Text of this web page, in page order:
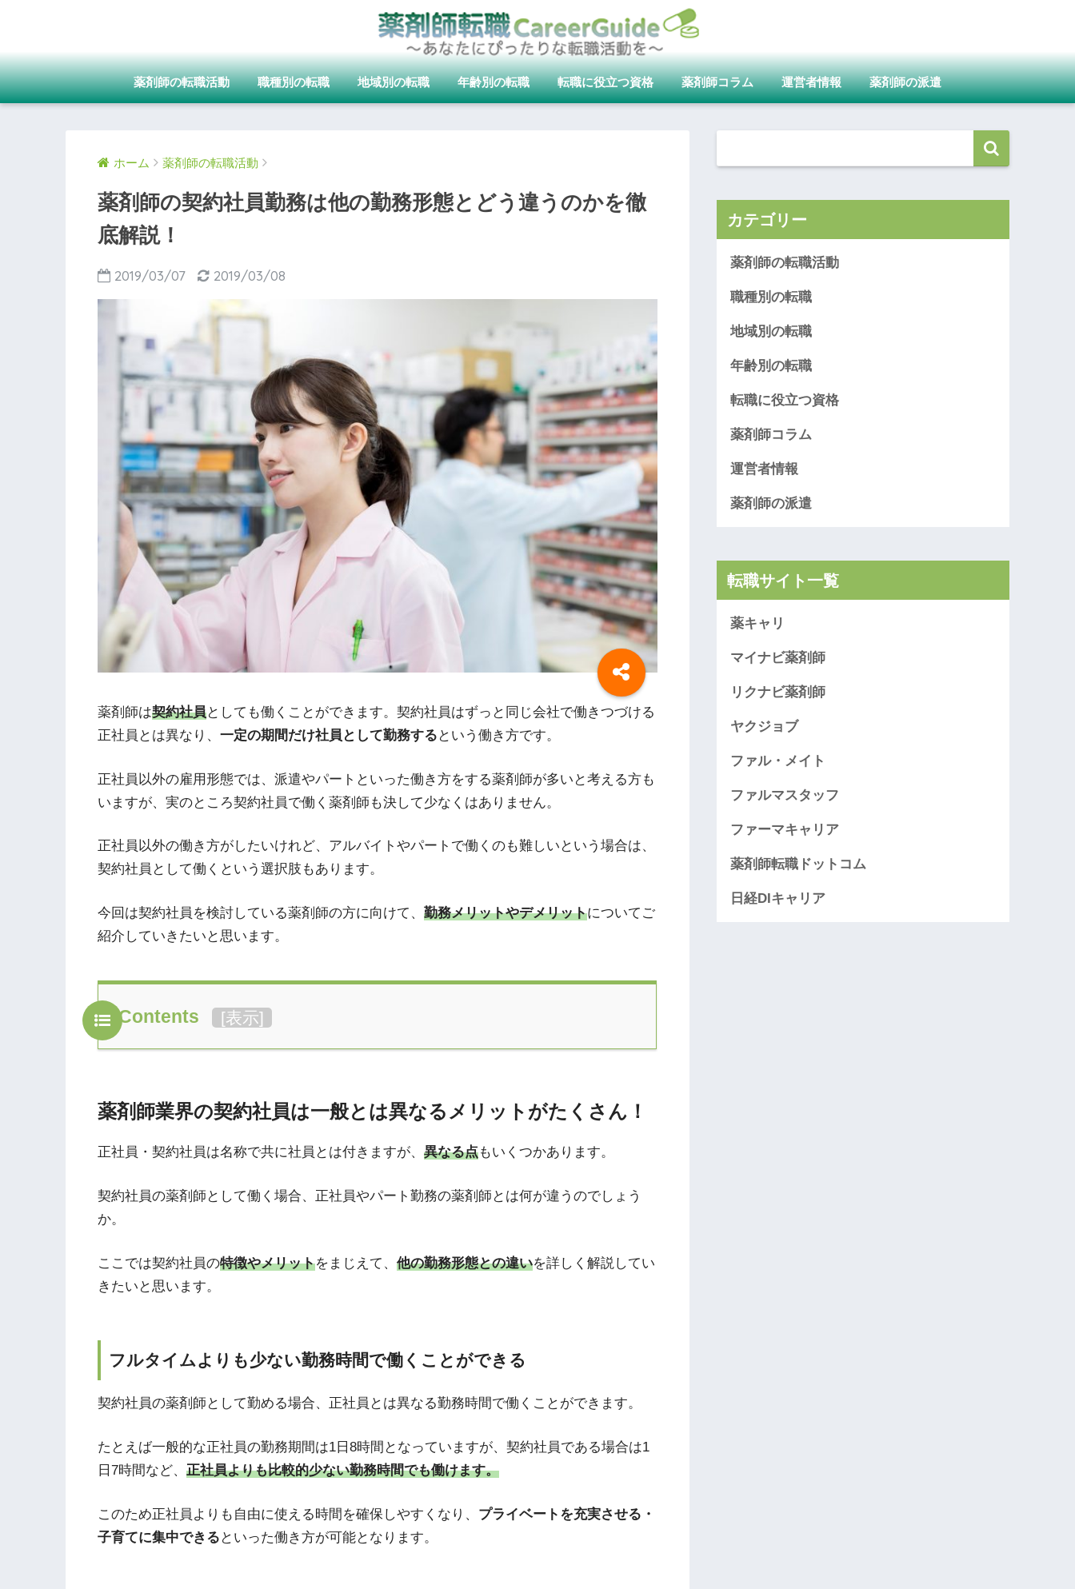
薬剤師の転職活動 職種別の転職 地域別の転職 年齢別の転職 転職に役立つ資格 薬剤師コラム 運営者情報 薬剤師の派遣
ホーム 薬剤師の転職活動
薬剤師の契約社員勤務は他の勤務形態とどう違うのかを徹
底解説！
2019/03/07 2019/03/08
薬剤師は契約社員としても働くことができます。契約社員はずっと同じ会社で働きつづける
正社員とは異なり、 一定の期間だけ社員として勤務する という働き方です。
正社員以外の雇用形態では、派遣やパートといった働き方をする薬剤師が多いと考える方も
いますが、実のところ契約社員で働く薬剤師も決して少なくはありません。
正社員以外の働き方がしたいけれど、アルバイトやパートで働くのも難しいという場合は、
契約社員として働くという選択肢もあります。
今回は契約社員を検討している薬剤師の方に向けて、 勤務メリットやデメリットについてご
紹介していきたいと思います。
Contents [表示]
薬剤師業界の契約社員は一般とは異なるメリットがたくさん！
正社員・契約社員は名称で共に社員とは付きますが、 異なる点もいくつかあります。
契約社員の薬剤師として働く場合、正社員やパート勤務の薬剤師とは何が違うのでしょう
か。
ここでは契約社員の特徴やメリットをまじえて、 他の勤務形態との違いを詳しく解説してい
きたいと思います。
フルタイムよりも少ない勤務時間で働くことができる
契約社員の薬剤師として勤める場合、正社員とは異なる勤務時間で働くことができます。
たとえば一般的な正社員の勤務期間は1日8時間となっていますが、契約社員である場合は1
日7時間など、 正社員よりも比較的少ない勤務時間でも働けます。
このため正社員よりも自由に使える時間を確保しやすくなり、 プライベートを充実させる・
子育てに集中できる といった働き方が可能となります。
カテゴリー
薬剤師の転職活動
職種別の転職
地域別の転職
年齢別の転職
転職に役立つ資格
薬剤師コラム
運営者情報
薬剤師の派遣
転職サイト一覧
薬キャリ
マイナビ薬剤師
リクナビ薬剤師
ヤクジョブ
ファル・メイト
ファルマスタッフ
ファーマキャリア
薬剤師転職ドットコム
日経DIキャリア